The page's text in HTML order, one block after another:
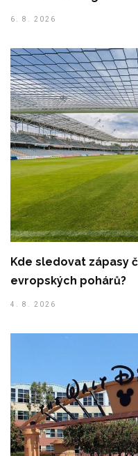
6. 8. 2026
Kde sledovat zápasy
evropských pohárů?
4. 8. 2026